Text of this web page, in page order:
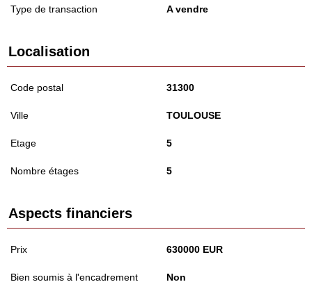
Type de transaction A vendre
Localisation
Code postal 31300
Ville TOULOUSE
Etage 5
Nombre étages 5
Aspects financiers
Prix 630000 EUR
Bien soumis à l'encadrement Non